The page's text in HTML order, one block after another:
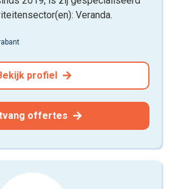
Veranda.
profiel
offertes